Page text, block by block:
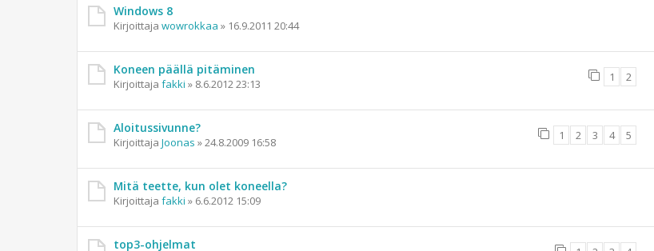
Windows 8
Kirjoittaja wowrokkaa » 16.9.2011 20:44
Koneen päällä pitäminen
Kirjoittaja fakki » 8.6.2012 23:13 1 2
Aloitussivunne?
Kirjoittaja Joonas »24.8.2009 16:58 1 2 3 4 5
Mitä teette, kun olet koneella?
Kirjoittaja fakki » 6.6.2012 15:09
top3-ohjelmat